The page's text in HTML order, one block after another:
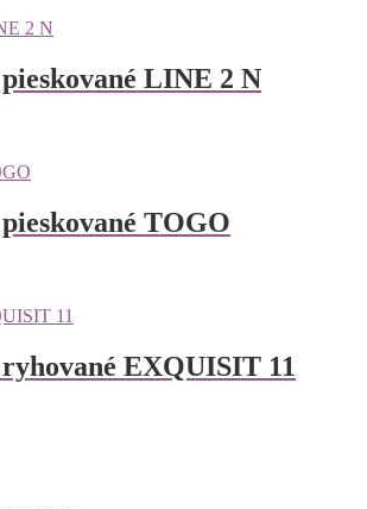
LINE 2 N
TOGO
EXQUISIT 11